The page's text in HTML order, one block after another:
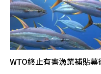
WTO終止有害漁業補貼